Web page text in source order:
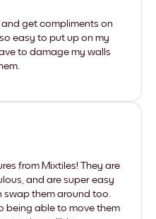
and get compliments on
easy to put up on my
to damage my walls
from Mixtiles! They are
and are super easy
them around too.
being able to move them